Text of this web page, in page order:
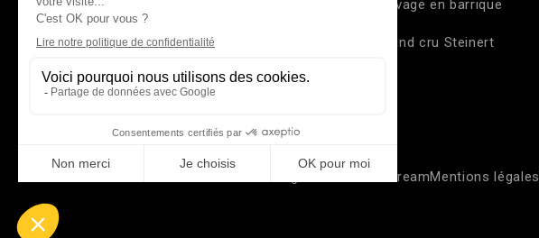
Élevage en barrique
Grand cru Steinert
Agence Web ExodreamMentions légales